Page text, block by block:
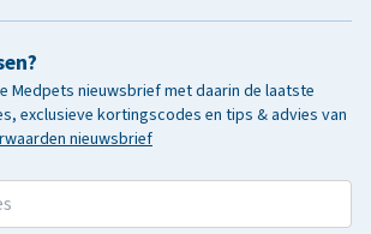
Medpets nieuwsbrief met daarin de laatste
exclusieve kortingscodes en tips & advies van
nieuwsbrief